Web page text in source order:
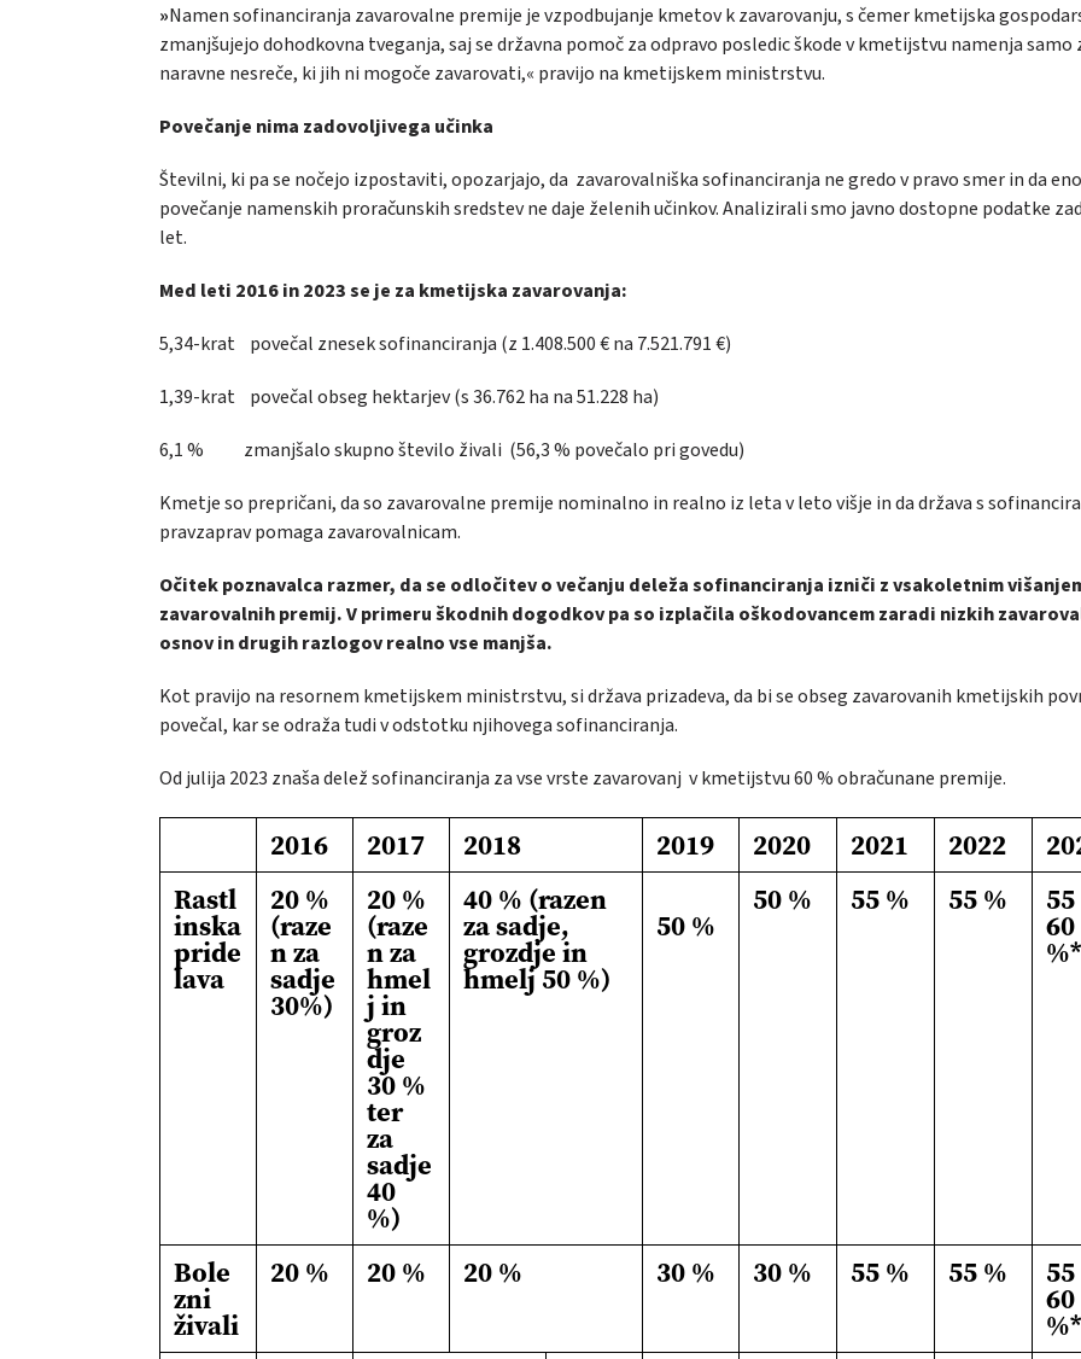
»Namen sofinanciranja zavarovalne premije je vzpodbujanje kmetov k zavarovanju, s čemer kmetijska
zmanjšujejo dohodkovna tveganja, saj se državna pomoč za odpravo posledic škode v kmetijstvu namenja samo
naravne nesreče, ki jih ni mogoče zavarovati,« pravijo na kmetijskem ministrstvu.
Povečanje nima zadovoljivega učinka
Številni, ki pa se nočejo izpostaviti, opozarjajo, da zavarovalniška sofinanciranja ne gredo v pravo smer in da
povečanje namenskih proračunskih sredstev ne daje želenih učinkov. Analizirali smo javno dostopne podatke
let.
Med leti 2016 in 2023 se je za kmetijska zavarovanja:
5,34-krat povečal znesek sofinanciranja (z 1.408.500 € na 7.521.791 €)
1,39-krat povečal obseg hektarjev (s 36.762 ha na 51.228 ha)
6,1 % zmanjšalo skupno število živali (56,3 % povečalo pri govedu)
Kmetje so prepričani, da so zavarovalne premije nominalno in realno iz leta v leto višje in da država s
pravzaprav pomaga zavarovalnicam.
Očitek poznavalca razmer, da se odločitev o večanju deleža sofinanciranja izniči z vsakoletnim
zavarovalnih premij. V primeru škodnih dogodkov pa so izplačila oškodovancem zaradi nizkih
osnov in drugih razlogov realno vse manjša.
Kot pravijo na resornem kmetijskem ministrstvu, si država prizadeva, da bi se obseg zavarovanih kmetijskih
povečal, kar se odraža tudi v odstotku njihovega sofinanciranja.
Od julija 2023 znaša delež sofinanciranja za vse vrste zavarovanj v kmetijstvu 60 % obračunane premije.
2016 2017 2018 2019 2020 2021 2022
Rastl
inska
pride
lava
20 %
(raze
n za
sadje
30%)
20 %
(raze
n za
hmel
j in
groz
dje
30 %
ter
za
sadje
40
%)
40 % (razen
za sadje,
grozdje in
hmelj 50 %)
50 %
50 % 55 % 55 %
60
%*
Bole
zni
živali
20 % 20 % 20 % 30 % 30 % 55 % 55 %
60
%*